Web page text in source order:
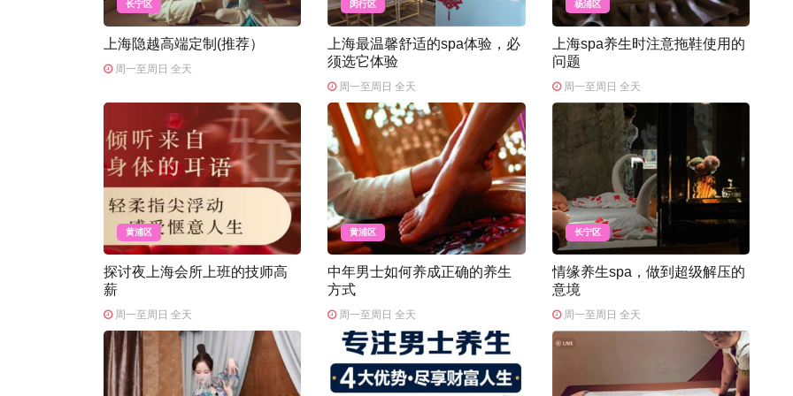
长宁区
上海隐越高端定制(推荐）
周一至周日 全天
闵行区
上海最温馨舒适的spa体验，必
须选它体验
周一至周日 全天
杨浦区
上海spa养生时注意拖鞋使用的
问题
周一至周日 全天
黄浦区
探讨夜上海会所上班的技师高
薪
周一至周日 全天
黄浦区
中年男士如何养成正确的养生
方式
周一至周日 全天
长宁区
情缘养生spa，做到超级解压的
意境
周一至周日 全天